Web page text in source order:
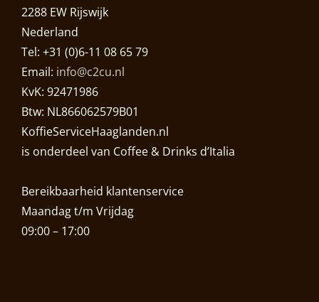
2288 EW Rijswijk
Nederland
Tel: +31 (0)6-11 08 65 79
Email: info@c2cu.nl
KvK: 92471986
Btw: NL866062579B01
KoffieServiceHaaglanden.nl
is onderdeel van Coffee & Drinks d’Italia
Bereikbaarheid klantenservice
Maandag t/m Vrijdag
09:00 – 17:00